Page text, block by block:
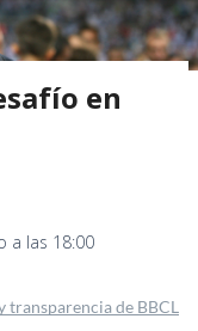
en
a las 18:00
transparencia de BBCL